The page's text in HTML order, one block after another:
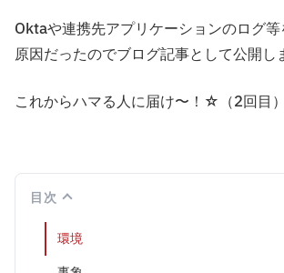
Oktaや連携先アプリケーションのログ
原因だったのでブログ記事として公開し
これからハマる人に届け〜！☆（2回目）
目次
環境